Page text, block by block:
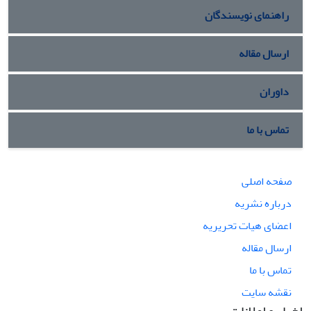
راهنمای نویسندگان
ارسال مقاله
داوران
تماس با ما
صفحه اصلی
درباره نشریه
اعضای هیات تحریریه
ارسال مقاله
تماس با ما
نقشه سایت